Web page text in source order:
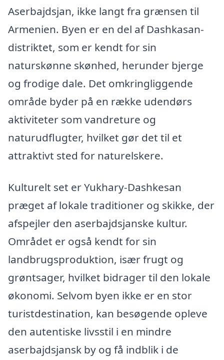
Aserbajdsjan, ikke langt fra grænsen til
Armenien. Byen er en del af Dashkasan-
distriktet, som er kendt for sin
naturskønne skønhed, herunder bjerge
og frodige dale. Det omkringliggende
område byder på en række udendørs
aktiviteter som vandreture og
naturudflugter, hvilket gør det til et
attraktivt sted for naturelskere.
Kulturelt set er Yukhary-Dashkesan
præget af lokale traditioner og skikke, der
afspejler den aserbajdsjanske kultur.
Området er også kendt for sin
landbrugsproduktion, især frugt og
grøntsager, hvilket bidrager til den lokale
økonomi. Selvom byen ikke er en stor
turistdestination, kan besøgende opleve
den autentiske livsstil i en mindre
aserbajdsjansk by og få indblik i de